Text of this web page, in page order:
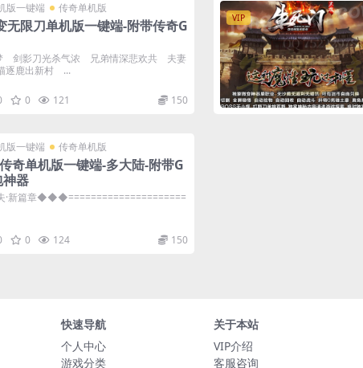
版一键端 传奇单机版
无限刀单机版一键端-附带传奇G
剑影刀光杀气浓 兄弟情深悲欢共 夫妻
逐鹿出新村 ...
0 121 150
VIP
版一键端 传奇单机版
奇单机版一键端-多大陆-附带G
器
篇章◆◆◆=====================
0 124 150
快速导航
个人中心
游戏分类
关于本站
VIP介绍
客服咨询